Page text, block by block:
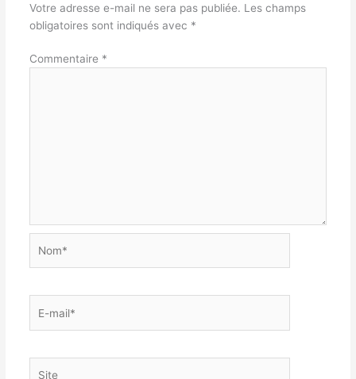
Votre adresse e-mail ne sera pas publiée. Les champs
obligatoires sont indiqués avec *
Commentaire *
mail*